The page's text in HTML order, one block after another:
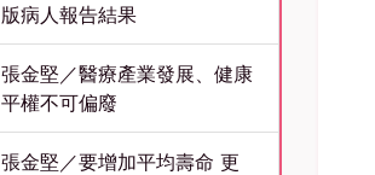
版病人報告結果
張金堅／醫療產業發展、健康
平權不可偏廢
張金堅／要增加平均壽命 更